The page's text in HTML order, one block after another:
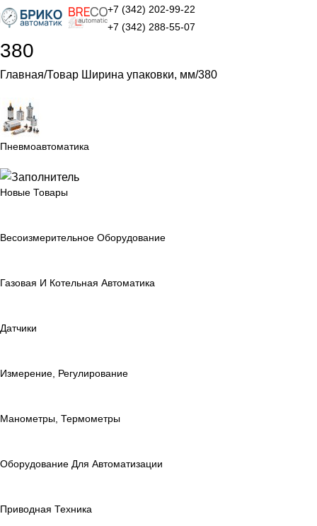
+7 (342) 202-99-22
+7 (342) 288-55-07
380
Главная Товар Ширина упаковки, мм 380
Пневмоавтоматика
Новые Товары
Весоизмерительное Оборудование
Газовая И Котельная Автоматика
Датчики
Измерение, Регулирование
Манометры, Термометры
Оборудование Для Автоматизации
Приводная Техника